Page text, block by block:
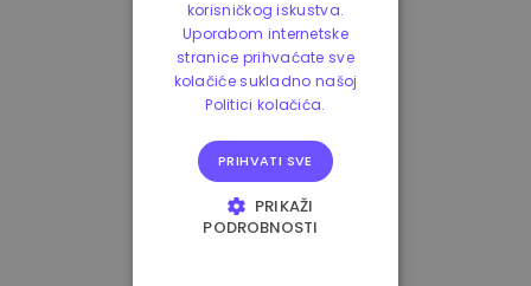
korisničkog iskustva.
Uporabom internetske
stranice prihvaćate sve
kolačiće sukladno našoj
Politici kolačića.
PRIHVATI SVE
PRIKAŽI
PODROBNOSTI